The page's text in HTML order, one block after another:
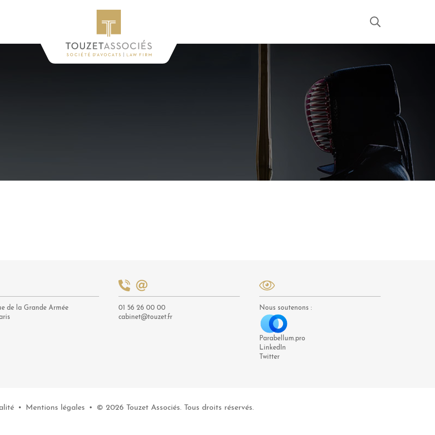
de la Grande Armée
01 56 26 00 00
cabinet@touzet.fr
Nous soutenons :
Parabellum.pro
LinkedIn
Twitter
• Mentions légales • © 2026 Touzet Associés. Tous droits réservés.